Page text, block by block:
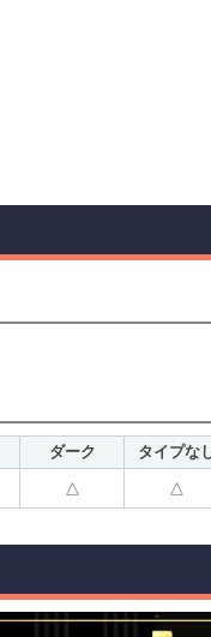
ダーク タイプな
△ △